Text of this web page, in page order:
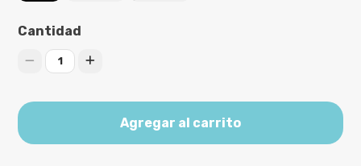
Cantidad
1
Agregar al carrito